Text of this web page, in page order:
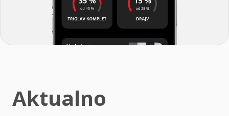
Aktualno